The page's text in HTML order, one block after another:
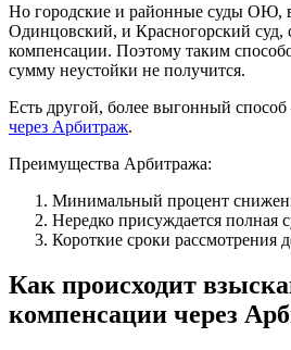
Но городские и районные суды ОЮ,
Одинцовский, и Красногорский суд,
компенсации. Поэтому таким
сумму неустойки не получится.
Есть другой, более выгонный
через Арбитраж.
Преимущества Арбитража:
Минимальный процент
Нередко присуждается полная
Короткие сроки рассмотрения
Как происходит
компенсации через